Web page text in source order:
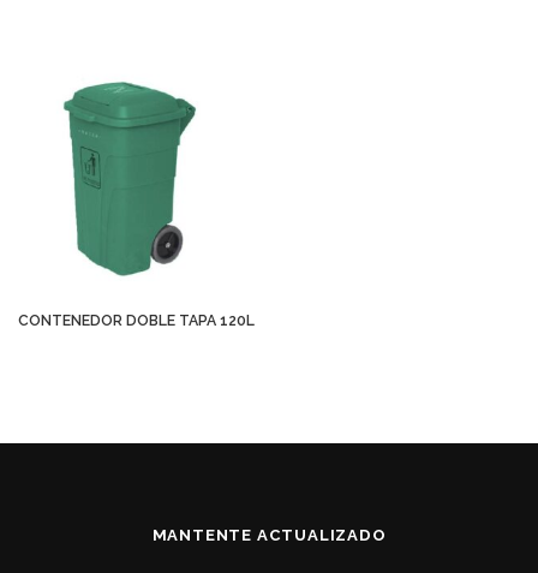
CONTENEDOR DOBLE TAPA 120L
MANTENTE ACTUALIZADO